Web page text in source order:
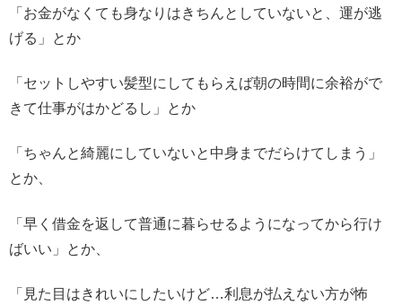
「お金がなくても身なりはきちんとしていないと、運が逃
げる」とか
「セットしやすい髪型にしてもらえば朝の時間に余裕がで
きて仕事がはかどるし」とか
「ちゃんと綺麗にしていないと中身までだらけてしまう」
とか、
「早く借金を返して普通に暮らせるようになってから行け
ばいい」とか、
「見た目はきれいにしたいけど…利息が払えない方が怖